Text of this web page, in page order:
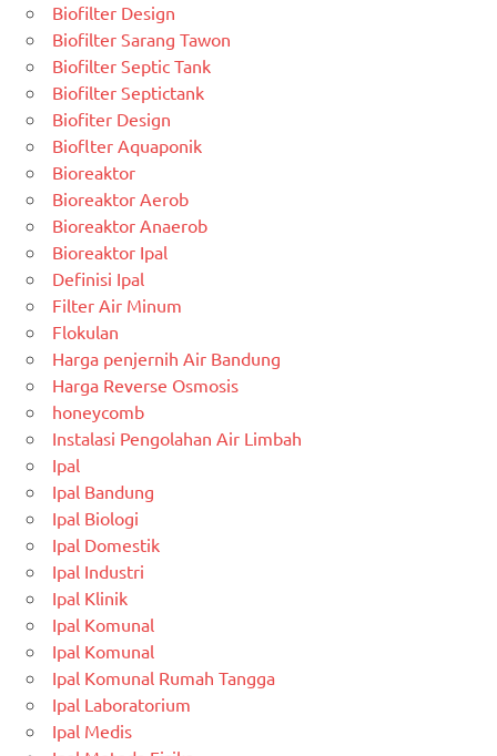
Biofilter Design
Biofilter Sarang Tawon
Biofilter Septic Tank
Biofilter Septictank
Biofiter Design
Bioflter Aquaponik
Bioreaktor
Bioreaktor Aerob
Bioreaktor Anaerob
Bioreaktor Ipal
Definisi Ipal
Filter Air Minum
Flokulan
Harga penjernih Air Bandung
Harga Reverse Osmosis
honeycomb
Instalasi Pengolahan Air Limbah
Ipal
Ipal Bandung
Ipal Biologi
Ipal Domestik
Ipal Industri
Ipal Klinik
Ipal Komunal
Ipal Komunal
Ipal Komunal Rumah Tangga
Ipal Laboratorium
Ipal Medis